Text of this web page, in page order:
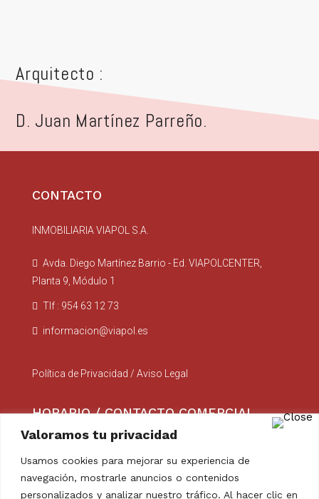
Valoramos tu privacidad
Usamos cookies para mejorar su experiencia de
navegación, mostrarle anuncios o contenidos
personalizados y analizar nuestro tráfico. Al hacer clic en
Arquitecto :
D. Juan Martínez Parreño.
CONTACTO
INMOBILIARIA VIAPOL S.A.
Avda. Diego Martínez Barrio - Ed. VIAPOLCENTER,
Planta 9, Módulo 1
Tlf : 954 63 12 73
informacion@viapol.es
Política de Privacidad / Aviso Legal
HORARIO / CONTACTO COMERCIAL
comercial@viapol.es